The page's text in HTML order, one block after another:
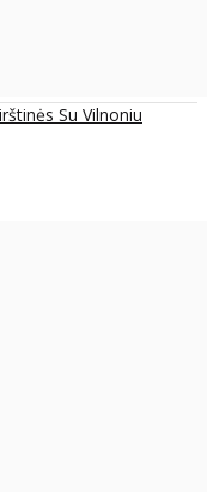
Su Vilnoniu